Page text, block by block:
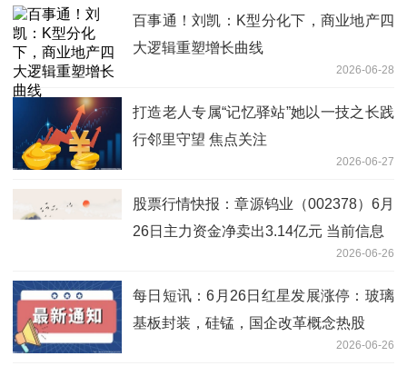
百事通！刘凯：K型分化下，商业地产四
大逻辑重塑增长曲线
2026-06-28
打造老人专属“记忆驿站”她以一技之长践
行邻里守望 焦点关注
2026-06-27
股票行情快报：章源钨业（002378）6月
26日主力资金净卖出3.14亿元 当前信息
2026-06-26
每日短讯：6月26日红星发展涨停：玻璃
基板封装，硅锰，国企改革概念热股
2026-06-26